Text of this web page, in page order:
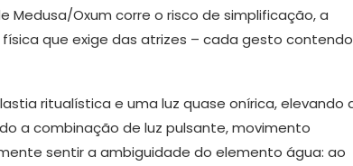
Medusa/Oxum corre o risco de simplificação, a
que exige das atrizes – cada gesto contendo
ritualística e uma luz quase onírica, elevando
a combinação de luz pulsante, movimento
sentir a ambiguidade do elemento água: ao